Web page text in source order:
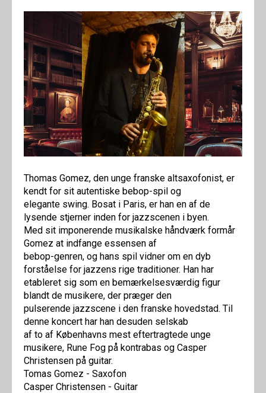
Thomas Gomez, den unge franske altsaxofonist, er
kendt for sit autentiske bebop-spil og
elegante swing. Bosat i Paris, er han en af de
lysende stjerner inden for jazzscenen i byen.
Med sit imponerende musikalske håndværk formår
Gomez at indfange essensen af
bebop-genren, og hans spil vidner om en dyb
forståelse for jazzens rige traditioner. Han har
etableret sig som en bemærkelsesværdig figur
blandt de musikere, der præger den
pulserende jazzscene i den franske hovedstad. Til
denne koncert har han desuden selskab
af to af Københavns mest eftertragtede unge
musikere, Rune Fog på kontrabas og Casper
Christensen på guitar.
Tomas Gomez - Saxofon
Casper Christensen - Guitar